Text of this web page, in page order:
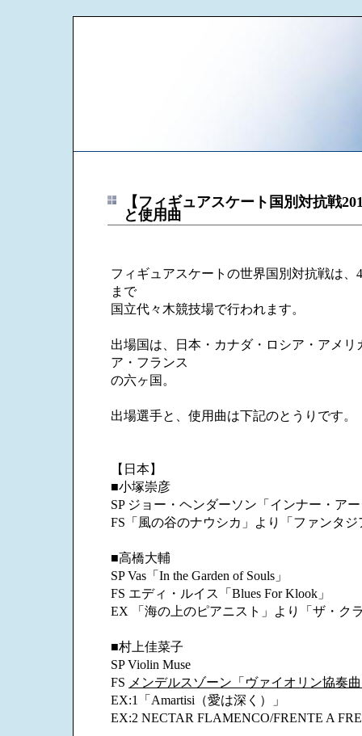
【フィギュアスケート国別対抗戦
と使用曲
フィギュアスケートの世界国別対抗戦は、
まで
国立代々木競技場で行われます。
出場国は、日本・カナダ・ロシア・アメリ
ア・フランス
の六ヶ国。
出場選手と、使用曲は下記のとうりです。
【日本】
■小塚崇彦
SP ジョー・ヘンダーソン「インナー・ア
FS「風の谷のナウシカ」より「ファンタジ
■高橋大輔
SP Vas「In the Garden of Souls」
FS エディ・ルイス「Blues For Klook」
EX 「海の上のピアニスト」より「ザ・ク
■村上佳菜子
SP Violin Muse
FS メンデルスゾーン「ヴァイオリン協奏
EX:1「Amartisi（愛は深く）」
EX:2 NECTAR FLAMENCO/FRENTE A